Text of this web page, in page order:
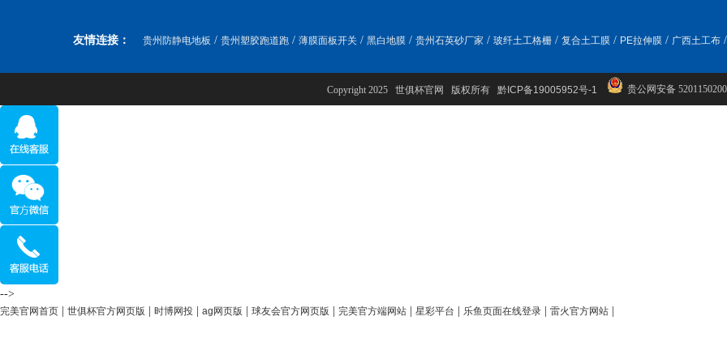
友情连接： 贵州防静电地板 / 贵州塑胶跑道跑 / 薄膜面板开关 / 黑白地膜 / 贵州石英砂厂家 / 玻纤土工格栅 / 复合土工膜 / PE拉伸膜 / 广西土工布 /
Copyright 2025 世俱杯官网 版权所有 黔ICP备19005952号-1 贵公网安备
-->
完美官网首页 世俱杯官方网页版 时博网投 ag网页版 球友会官方网页版 完美官方端网站 星彩平台 乐鱼页面在线登录 雷火官方网站